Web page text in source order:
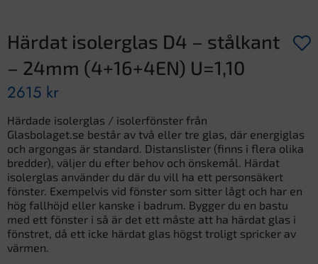
Härdat isolerglas D4 – stålkant
– 24mm (4+16+4EN) U=1,10
2615 kr
Härdade isolerglas / isolerfönster från
Glasbolaget.se består av två eller tre glas, där energiglas
och argongas är standard. Distanslister (finns i flera olika
bredder), väljer du efter behov och önskemål. Härdat
isolerglas använder du där du vill ha ett personsäkert
fönster. Exempelvis vid fönster som sitter lågt och har en
hög fallhöjd eller kanske i badrum. Bygger du en bastu
med ett fönster i så är det ett måste att ha härdat glas i
fönstret, då ett icke härdat glas högst troligt spricker av
värmen.